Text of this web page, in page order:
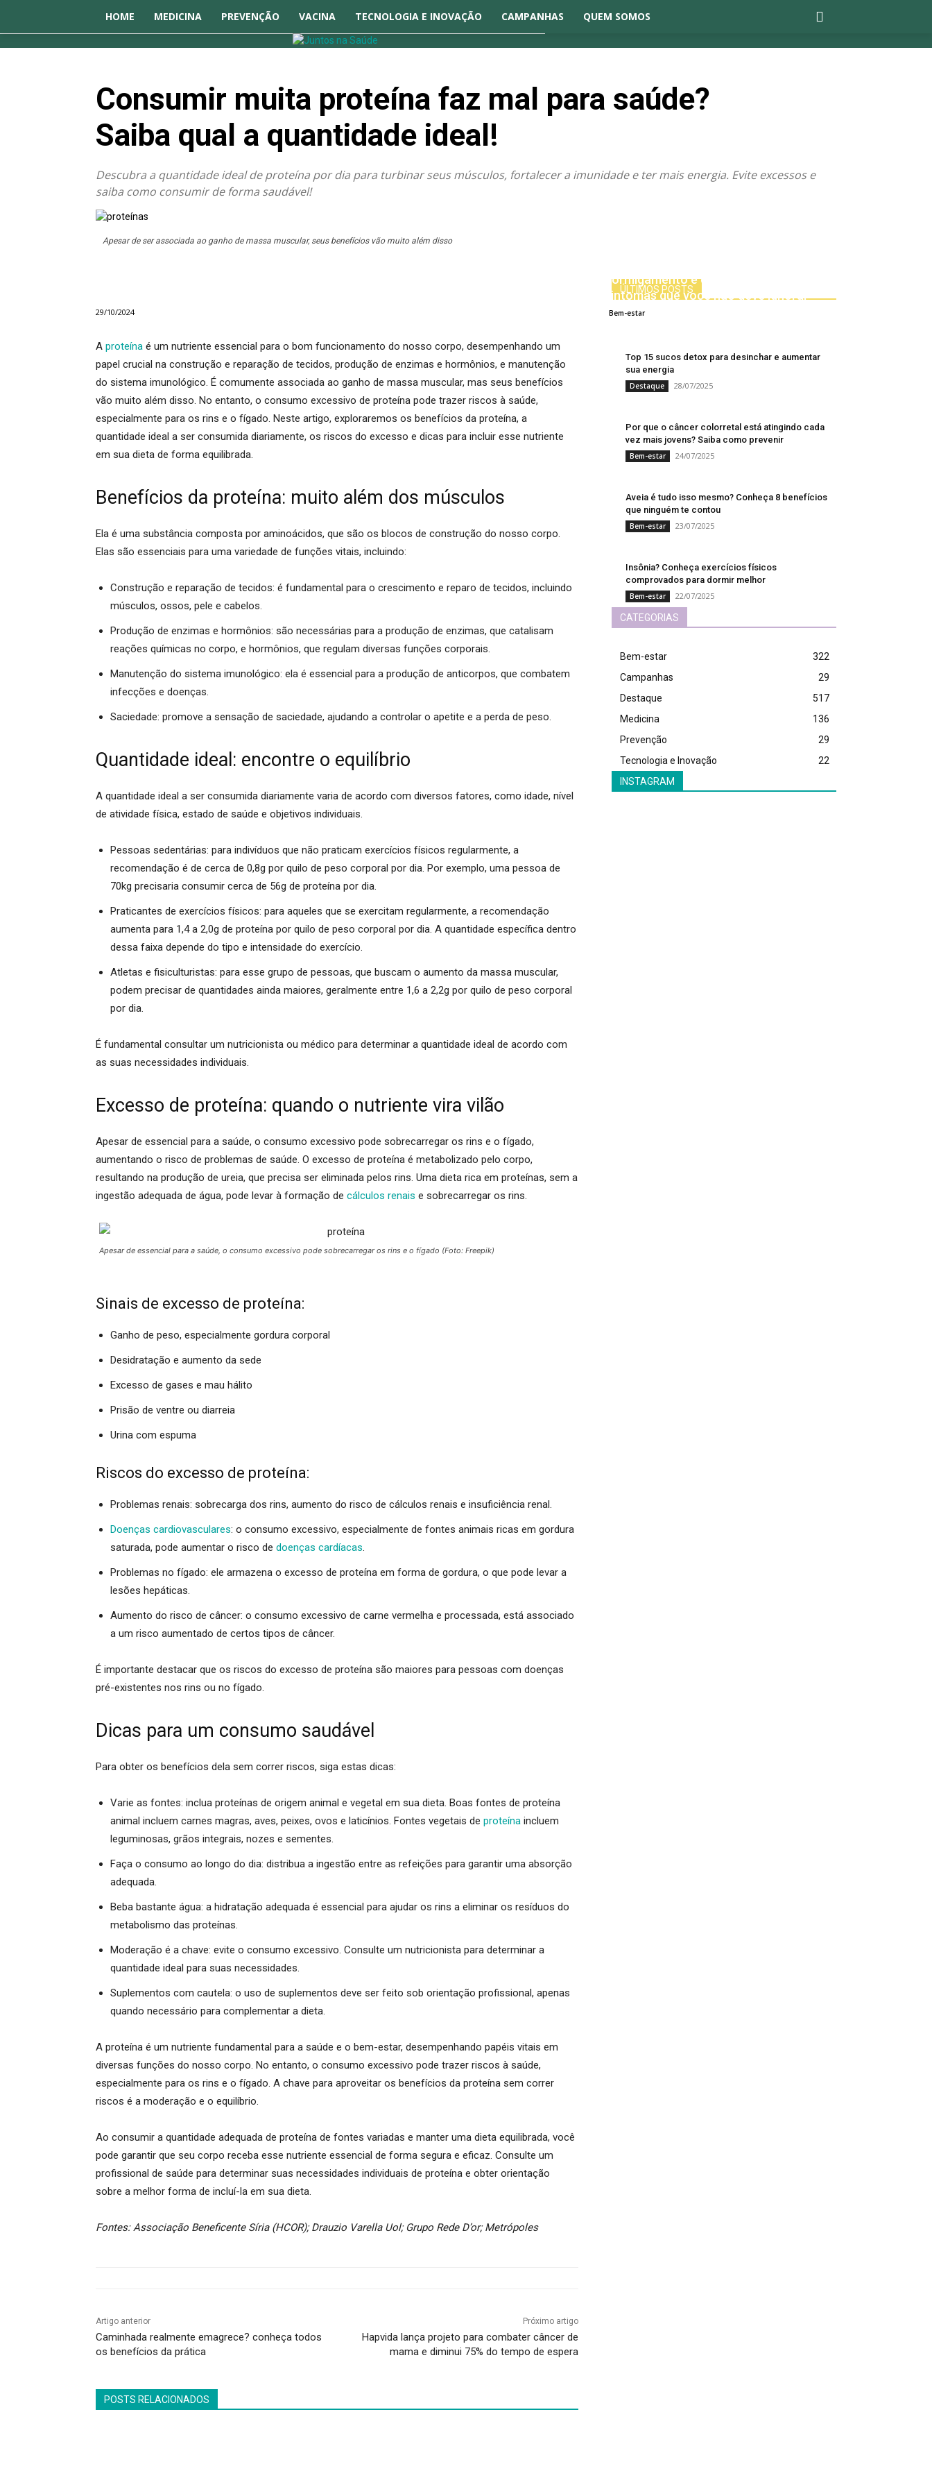
HOME MEDICINA PREVENÇÃO VACINA TECNOLOGIA E INOVAÇÃO CAMPANHAS QUEM SOMOS
Consumir muita proteína faz mal para saúde?
Saiba qual a quantidade ideal!
Descubra a quantidade ideal de proteína por dia para turbinar seus músculos, fortalecer a imunidade e ter mais energia. Evite excessos e
saiba como consumir de forma saudável!
Apesar de ser associada ao ganho de massa muscular, seus benefícios vão muito além disso
29/10/2024
A proteína é um nutriente essencial para o bom funcionamento do nosso corpo, desempenhando um
papel crucial na construção e reparação de tecidos, produção de enzimas e hormônios, e manutenção
do sistema imunológico. É comumente associada ao ganho de massa muscular, mas seus benefícios
vão muito além disso. No entanto, o consumo excessivo de proteína pode trazer riscos à saúde,
especialmente para os rins e o fígado. Neste artigo, exploraremos os benefícios da proteína, a
quantidade ideal a ser consumida diariamente, os riscos do excesso e dicas para incluir esse nutriente
em sua dieta de forma equilibrada.
Benefícios da proteína: muito além dos músculos
Ela é uma substância composta por aminoácidos, que são os blocos de construção do nosso corpo.
Elas são essenciais para uma variedade de funções vitais, incluindo:
Construção e reparação de tecidos: é fundamental para o crescimento e reparo de tecidos, incluindo
músculos, ossos, pele e cabelos.
Produção de enzimas e hormônios: são necessárias para a produção de enzimas, que catalisam
reações químicas no corpo, e hormônios, que regulam diversas funções corporais.
Manutenção do sistema imunológico: ela é essencial para a produção de anticorpos, que combatem
infecções e doenças.
Saciedade: promove a sensação de saciedade, ajudando a controlar o apetite e a perda de peso.
Quantidade ideal: encontre o equilíbrio
A quantidade ideal a ser consumida diariamente varia de acordo com diversos fatores, como idade, nível
de atividade física, estado de saúde e objetivos individuais.
Pessoas sedentárias: para indivíduos que não praticam exercícios físicos regularmente, a
recomendação é de cerca de 0,8g por quilo de peso corporal por dia. Por exemplo, uma pessoa de
70kg precisaria consumir cerca de 56g de proteína por dia.
Praticantes de exercícios físicos: para aqueles que se exercitam regularmente, a recomendação
aumenta para 1,4 a 2,0g de proteína por quilo de peso corporal por dia. A quantidade específica dentro
dessa faixa depende do tipo e intensidade do exercício.
Atletas e fisiculturistas: para esse grupo de pessoas, que buscam o aumento da massa muscular,
podem precisar de quantidades ainda maiores, geralmente entre 1,6 a 2,2g por quilo de peso corporal
por dia.
É fundamental consultar um nutricionista ou médico para determinar a quantidade ideal de acordo com
as suas necessidades individuais.
Excesso de proteína: quando o nutriente vira vilão
Apesar de essencial para a saúde, o consumo excessivo pode sobrecarregar os rins e o fígado,
aumentando o risco de problemas de saúde. O excesso de proteína é metabolizado pelo corpo,
resultando na produção de ureia, que precisa ser eliminada pelos rins. Uma dieta rica em proteínas, sem a
ingestão adequada de água, pode levar à formação de cálculos renais e sobrecarregar os rins.
Apesar de essencial para a saúde, o consumo excessivo pode sobrecarregar os rins e o fígado (Foto: Freepik)
Sinais de excesso de proteína:
Ganho de peso, especialmente gordura corporal
Desidratação e aumento da sede
Excesso de gases e mau hálito
Prisão de ventre ou diarreia
Urina com espuma
Riscos do excesso de proteína:
Problemas renais: sobrecarga dos rins, aumento do risco de cálculos renais e insuficiência renal.
Doenças cardiovasculares: o consumo excessivo, especialmente de fontes animais ricas em gordura
saturada, pode aumentar o risco de doenças cardíacas.
Problemas no fígado: ele armazena o excesso de proteína em forma de gordura, o que pode levar a
lesões hepáticas.
Aumento do risco de câncer: o consumo excessivo de carne vermelha e processada, está associado
a um risco aumentado de certos tipos de câncer.
É importante destacar que os riscos do excesso de proteína são maiores para pessoas com doenças
pré-existentes nos rins ou no fígado.
Dicas para um consumo saudável
Para obter os benefícios dela sem correr riscos, siga estas dicas:
Varie as fontes: inclua proteínas de origem animal e vegetal em sua dieta. Boas fontes de proteína
animal incluem carnes magras, aves, peixes, ovos e laticínios. Fontes vegetais de proteína incluem
leguminosas, grãos integrais, nozes e sementes.
Faça o consumo ao longo do dia: distribua a ingestão entre as refeições para garantir uma absorção
adequada.
Beba bastante água: a hidratação adequada é essencial para ajudar os rins a eliminar os resíduos do
metabolismo das proteínas.
Moderação é a chave: evite o consumo excessivo. Consulte um nutricionista para determinar a
quantidade ideal para suas necessidades.
Suplementos com cautela: o uso de suplementos deve ser feito sob orientação profissional, apenas
quando necessário para complementar a dieta.
A proteína é um nutriente fundamental para a saúde e o bem-estar, desempenhando papéis vitais em
diversas funções do nosso corpo. No entanto, o consumo excessivo pode trazer riscos à saúde,
especialmente para os rins e o fígado. A chave para aproveitar os benefícios da proteína sem correr
riscos é a moderação e o equilíbrio.
Ao consumir a quantidade adequada de proteína de fontes variadas e manter uma dieta equilibrada, você
pode garantir que seu corpo receba esse nutriente essencial de forma segura e eficaz. Consulte um
profissional de saúde para determinar suas necessidades individuais de proteína e obter orientação
sobre a melhor forma de incluí-la em sua dieta.
Fontes: Associação Beneficente Síria (HCOR); Drauzio Varella Uol; Grupo Rede D’or; Metrópoles
Artigo anterior
Caminhada realmente emagrece? conheça todos
os benefícios da prática
Próximo artigo
Hapvida lança projeto para combater câncer de
mama e diminui 75% do tempo de espera
POSTS RELACIONADOS
ÚLTIMOS POSTS
Formigamento e dormência no corpo:
sintomas que você não deve ignorar
Bem-estar
Top 15 sucos detox para desinchar e aumentar
sua energia
Destaque 28/07/2025
Por que o câncer colorretal está atingindo cada
vez mais jovens? Saiba como prevenir
Bem-estar 24/07/2025
Aveia é tudo isso mesmo? Conheça 8 benefícios
que ninguém te contou
Bem-estar 23/07/2025
Insônia? Conheça exercícios físicos
comprovados para dormir melhor
Bem-estar 22/07/2025
CATEGORIAS
Bem-estar
322
Campanhas
29
Destaque
517
Medicina
136
Prevenção
29
Tecnologia e Inovação
22
INSTAGRAM